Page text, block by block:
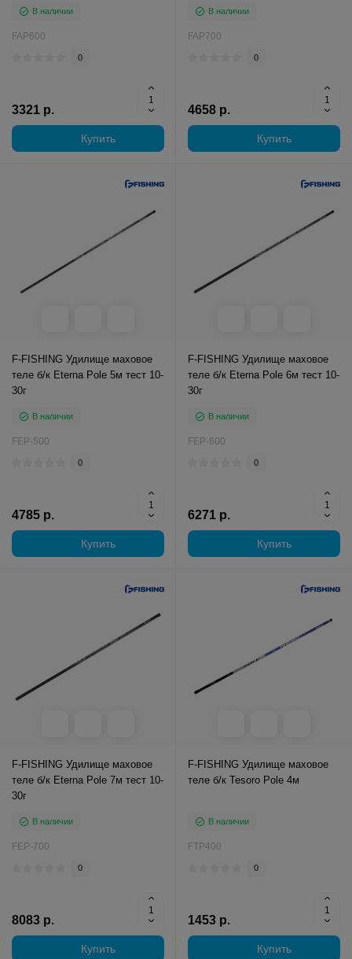
В наличии
FAP600
0
3321 р.
Купить
В наличии
FAP700
0
4658 р.
Купить
F-FISHING Удилище маховое
теле б/к Eterna Pole 5м тест 10-
30г
В наличии
FEP-500
0
4785 р.
Купить
F-FISHING Удилище маховое
теле б/к Eterna Pole 6м тест 10-
30г
В наличии
FEP-600
0
6271 р.
Купить
F-FISHING Удилище маховое
теле б/к Eterna Pole 7м тест 10-
30г
В наличии
FEP-700
0
8083 р.
Купить
F-FISHING Удилище маховое
теле б/к Tesoro Pole 4м
В наличии
FTP400
0
1453 р.
Купить